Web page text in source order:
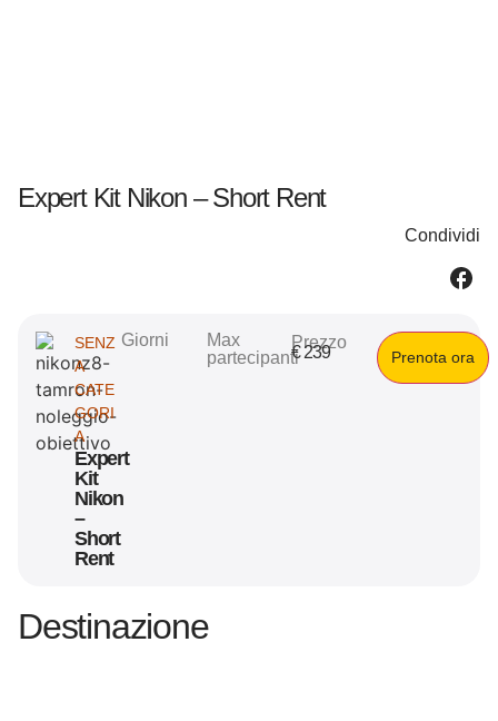
Expert Kit Nikon – Short Rent
Condividi
SENZ
A
CATE
GORI
A
Expert
Kit
Nikon
–
Short
Rent
Giorni
Max
partecipanti
Prezzo
€239 Prenota ora
Destinazione